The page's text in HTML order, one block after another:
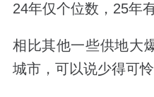
24年仅个位数， 25年
相比其他一些供地大
城市，可以说少得可怜